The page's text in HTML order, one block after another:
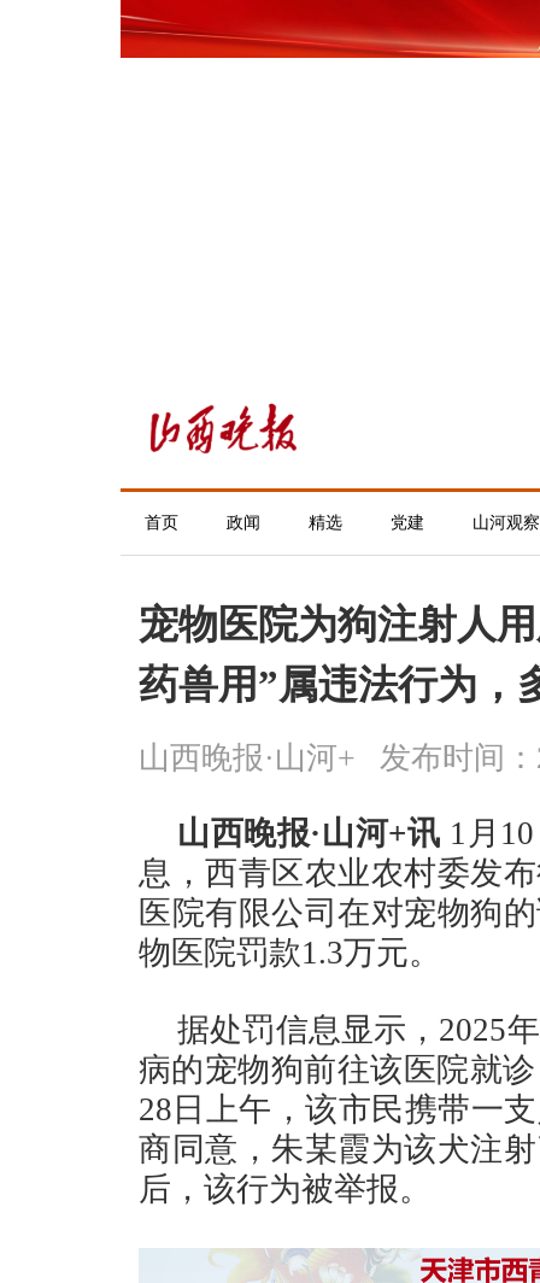
首页 政闻 精选 党建 山河观察
宠物医院为狗注射人
药兽用”属违法行为，
山西晚报·山河+ 发布时间：
山西晚报·山河+讯 1月
息，西青区农业农村委发
医院有限公司在对宠物狗
物医院罚款1.3万元。
据处罚信息显示，2025
病的宠物狗前往该医院就
28日上午，该市民携带一
商同意，朱某霞为该犬注
后，该行为被举报。